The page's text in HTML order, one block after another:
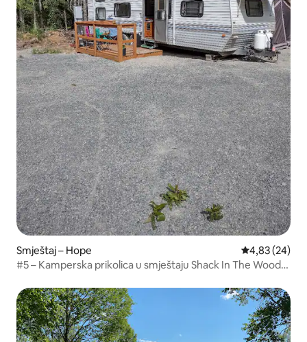
Smještaj – Hope Prosječna
4,83 (24)
#5 – Kamperska prikolica u smještaju Shack In The Woods